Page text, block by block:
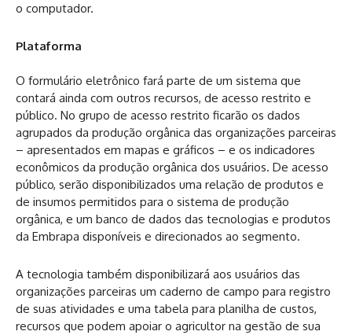
o computador.
Plataforma
O formulário eletrônico fará parte de um sistema que
contará ainda com outros recursos, de acesso restrito e
público. No grupo de acesso restrito ficarão os dados
agrupados da produção orgânica das organizações parceiras
– apresentados em mapas e gráficos – e os indicadores
econômicos da produção orgânica dos usuários. De acesso
público, serão disponibilizados uma relação de produtos e
de insumos permitidos para o sistema de produção
orgânica, e um banco de dados das tecnologias e produtos
da Embrapa disponíveis e direcionados ao segmento.
A tecnologia também disponibilizará aos usuários das
organizações parceiras um caderno de campo para registro
de suas atividades e uma tabela para planilha de custos,
recursos que podem apoiar o agricultor na gestão de sua